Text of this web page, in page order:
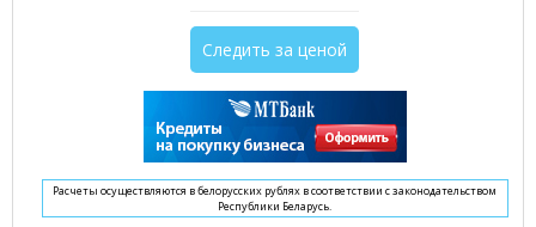
Следить за ценой
Расчеты осуществляются в белорусских рублях в соответствии с законодательством
Республики Беларусь.